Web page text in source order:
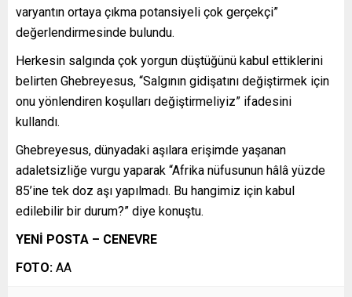
varyantın ortaya çıkma potansiyeli çok gerçekçi”
değerlendirmesinde bulundu.
Herkesin salgında çok yorgun düştüğünü kabul ettiklerini
belirten Ghebreyesus, “Salgının gidişatını değiştirmek için
onu yönlendiren koşulları değiştirmeliyiz” ifadesini
kullandı.
Ghebreyesus, dünyadaki aşılara erişimde yaşanan
adaletsizliğe vurgu yaparak “Afrika nüfusunun hâlâ yüzde
85’ine tek doz aşı yapılmadı. Bu hangimiz için kabul
edilebilir bir durum?” diye konuştu.
YENİ POSTA – CENEVRE
FOTO: AA